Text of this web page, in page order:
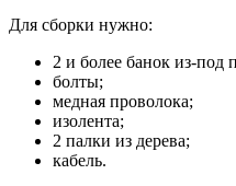
Для сборки нужно:
2 и более банок из-под
болты;
медная проволока;
изолента;
2 палки из дерева;
кабель.